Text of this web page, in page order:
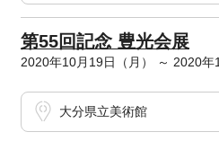
第55回記念 豊光会展
2020年10月19日（月） ～ 2020年
大分県立美術館